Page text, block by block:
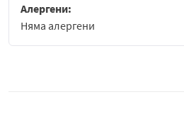
Алергени:
Няма алергени